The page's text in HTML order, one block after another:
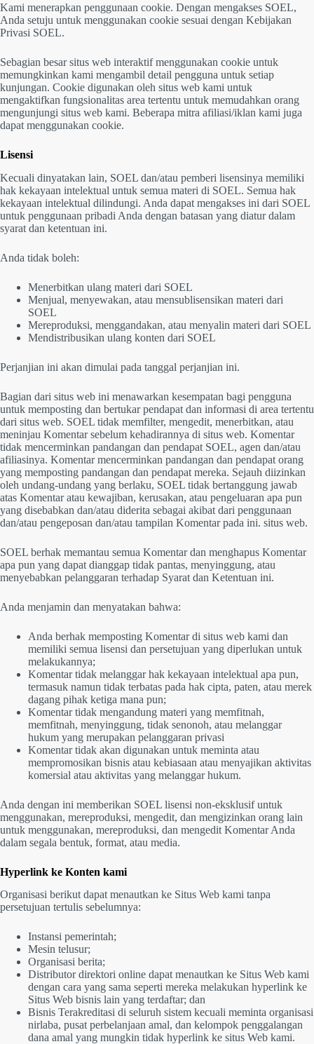
Kami menerapkan penggunaan cookie. Dengan mengakses SOEL,
Anda setuju untuk menggunakan cookie sesuai dengan Kebijakan
Privasi SOEL.
Sebagian besar situs web interaktif menggunakan cookie untuk
memungkinkan kami mengambil detail pengguna untuk setiap
kunjungan. Cookie digunakan oleh situs web kami untuk
mengaktifkan fungsionalitas area tertentu untuk memudahkan orang
mengunjungi situs web kami. Beberapa mitra afiliasi/iklan kami juga
dapat menggunakan cookie.
Lisensi
Kecuali dinyatakan lain, SOEL dan/atau pemberi lisensinya memiliki
hak kekayaan intelektual untuk semua materi di SOEL. Semua hak
kekayaan intelektual dilindungi. Anda dapat mengakses ini dari SOEL
untuk penggunaan pribadi Anda dengan batasan yang diatur dalam
syarat dan ketentuan ini.
Anda tidak boleh:
Menerbitkan ulang materi dari SOEL
Menjual, menyewakan, atau mensublisensikan materi dari
SOEL
Mereproduksi, menggandakan, atau menyalin materi dari SOEL
Mendistribusikan ulang konten dari SOEL
Perjanjian ini akan dimulai pada tanggal perjanjian ini.
Bagian dari situs web ini menawarkan kesempatan bagi pengguna
untuk memposting dan bertukar pendapat dan informasi di area tertentu
dari situs web. SOEL tidak memfilter, mengedit, menerbitkan, atau
meninjau Komentar sebelum kehadirannya di situs web. Komentar
tidak mencerminkan pandangan dan pendapat SOEL, agen dan/atau
afiliasinya. Komentar mencerminkan pandangan dan pendapat orang
yang memposting pandangan dan pendapat mereka. Sejauh diizinkan
oleh undang-undang yang berlaku, SOEL tidak bertanggung jawab
atas Komentar atau kewajiban, kerusakan, atau pengeluaran apa pun
yang disebabkan dan/atau diderita sebagai akibat dari penggunaan
dan/atau pengeposan dan/atau tampilan Komentar pada ini. situs web.
SOEL berhak memantau semua Komentar dan menghapus Komentar
apa pun yang dapat dianggap tidak pantas, menyinggung, atau
menyebabkan pelanggaran terhadap Syarat dan Ketentuan ini.
Anda menjamin dan menyatakan bahwa:
Anda berhak memposting Komentar di situs web kami dan
memiliki semua lisensi dan persetujuan yang diperlukan untuk
melakukannya;
Komentar tidak melanggar hak kekayaan intelektual apa pun,
termasuk namun tidak terbatas pada hak cipta, paten, atau merek
dagang pihak ketiga mana pun;
Komentar tidak mengandung materi yang memfitnah,
memfitnah, menyinggung, tidak senonoh, atau melanggar
hukum yang merupakan pelanggaran privasi
Komentar tidak akan digunakan untuk meminta atau
mempromosikan bisnis atau kebiasaan atau menyajikan aktivitas
komersial atau aktivitas yang melanggar hukum.
Anda dengan ini memberikan SOEL lisensi non-eksklusif untuk
menggunakan, mereproduksi, mengedit, dan mengizinkan orang lain
untuk menggunakan, mereproduksi, dan mengedit Komentar Anda
dalam segala bentuk, format, atau media.
Hyperlink ke Konten kami
Organisasi berikut dapat menautkan ke Situs Web kami tanpa
persetujuan tertulis sebelumnya:
Instansi pemerintah;
Mesin telusur;
Organisasi berita;
Distributor direktori online dapat menautkan ke Situs Web kami
dengan cara yang sama seperti mereka melakukan hyperlink ke
Situs Web bisnis lain yang terdaftar; dan
Bisnis Terakreditasi di seluruh sistem kecuali meminta organisasi
nirlaba, pusat perbelanjaan amal, dan kelompok penggalangan
dana amal yang mungkin tidak hyperlink ke situs Web kami.